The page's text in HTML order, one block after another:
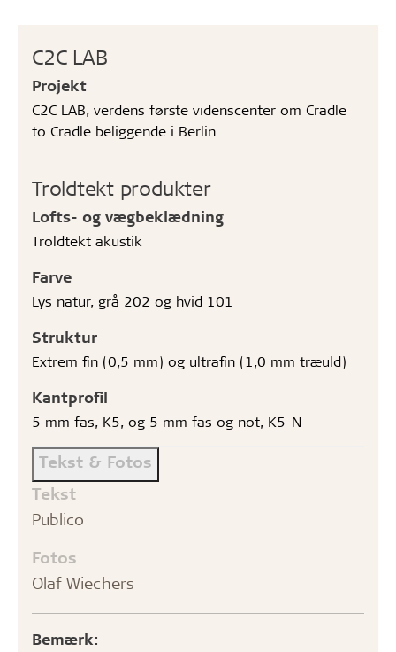
C2C LAB
Projekt
C2C LAB, verdens første videnscenter om Cradle
to Cradle beliggende i Berlin
Troldtekt produkter
Lofts- og vægbeklædning
Troldtekt akustik
Farve
Lys natur, grå 202 og hvid 101
Struktur
Extrem fin (0,5 mm) og ultrafin (1,0 mm træuld)
Kantprofil
5 mm fas, K5, og 5 mm fas og not, K5-N
Tekst & Fotos
Tekst
Publico
Fotos
Olaf Wiechers
Bemærk: